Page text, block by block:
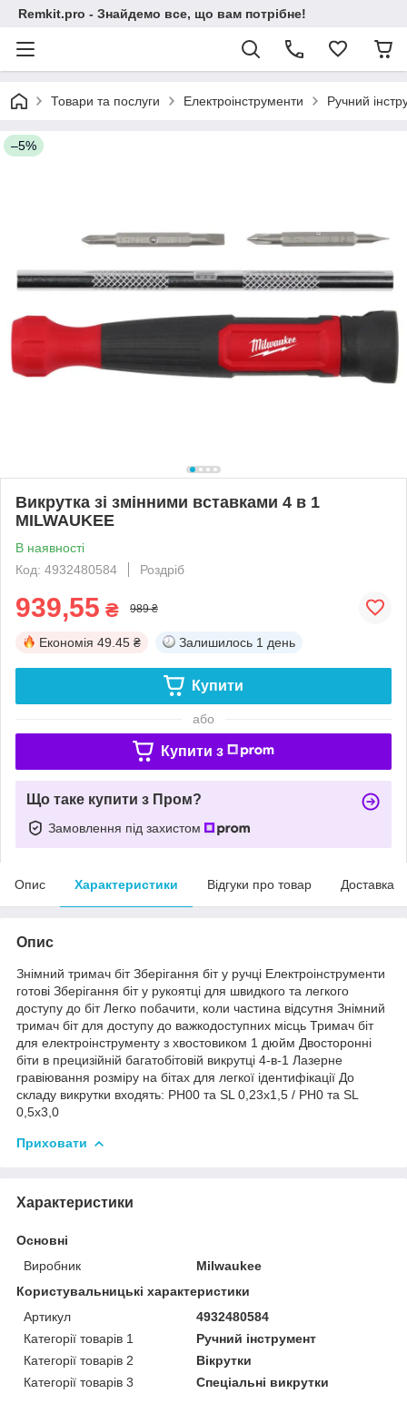
Remkit.pro - Знайдемо все, що вам потрібне!
Товари та послуги Електроінструменти Ручний
–5%
Викрутка зі змінними вставками 4 в 1
MILWAUKEE
В наявності
Код: 4932480584
Роздріб
939,55 ₴ 989 ₴
Економія 49.45 ₴ Залишилось 1 день
Купити
або
Купити з
Що таке купити з Пром?
Замовлення під захистом
Опис Характеристики Відгуки про товар Доставка
Опис
Знімний тримач біт Зберігання біт у ручці Електроінструменти
готові Зберігання біт у рукоятці для швидкого та легкого
доступу до біт Легко побачити, коли частина відсутня Знімний
тримач біт для доступу до важкодоступних місць Тримач біт
для електроінструменту з хвостовиком 1 дюйм Двосторонні
біти в прецизійній багатобітовій викрутці 4-в-1 Лазерне
гравіювання розміру на бітах для легкої ідентифікації До
складу викрутки входять: PH00 та SL 0,23x1,5 / PH0 та SL
0,5x3,0
Приховати
Характеристики
Основні
Виробник
Milwaukee
Користувальницькі характеристики
Артикул
4932480584
Категорії товарів 1
Ручний інструмент
Категорії товарів 2
Вікрутки
Категорії товарів 3
Спеціальні викрутки